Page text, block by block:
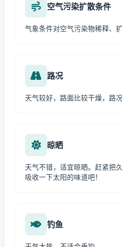
空气污染扩散条件
气象条件对空气污染物稀释、
路况
天气较好，路面比较干燥，路况
晾晒
天气不错，适宜晾晒。赶紧把
吸收一下太阳的味道吧！
钓鱼